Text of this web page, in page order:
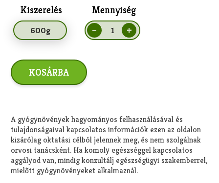
Kiszerelés Mennyiség
A gyógynövények hagyományos felhasználásával és
tulajdonságaival kapcsolatos információk ezen az oldalon
kizárólag oktatási célból jelennek meg, és nem szolgálnak
orvosi tanácsként. Ha komoly egészséggel kapcsolatos
aggályod van, mindig konzultálj egészségügyi szakemberrel,
mielőtt gyógynövényeket alkalmaznál.